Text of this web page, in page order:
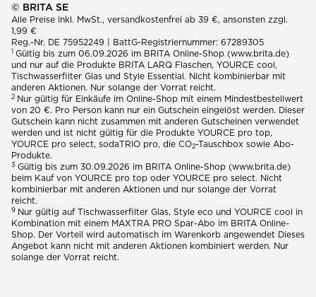
© BRITA SE
Alle Preise inkl. MwSt., versandkostenfrei ab 39 €, ansonsten zzgl.
1,99 €
Reg.-Nr. DE 75952249 | BattG-Registriernummer: 67289305
1 Gültig bis zum 06.09.2026 im BRITA Online-Shop (www.brita.de)
und nur auf die Produkte BRITA LARQ Flaschen, YOURCE cool,
Tischwasserfilter Glas und Style Essential. Nicht kombinierbar mit
anderen Aktionen. Nur solange der Vorrat reicht.
2 Nur gültig für Einkäufe im Online-Shop mit einem Mindestbestellwert
von 20 €. Pro Person kann nur ein Gutschein eingelöst werden. Dieser
Gutschein kann nicht zusammen mit anderen Gutscheinen verwendet
werden und ist nicht gültig für die Produkte YOURCE pro top,
YOURCE pro select, sodaTRIO pro, die CO2-Tauschbox sowie Abo-
Produkte.
3 Gültig bis zum 30.09.2026 im BRITA Online-Shop (www.brita.de)
beim Kauf von YOURCE pro top oder YOURCE pro select. Nicht
kombinierbar mit anderen Aktionen und nur solange der Vorrat
reicht.
9 Nur gültig auf Tischwasserfilter Glas, Style eco und YOURCE cool in
Kombination mit einem MAXTRA PRO Spar-Abo im BRITA Online-
Shop. Der Vorteil wird automatisch im Warenkorb angewendet Dieses
Angebot kann nicht mit anderen Aktionen kombiniert werden. Nur
solange der Vorrat reicht.